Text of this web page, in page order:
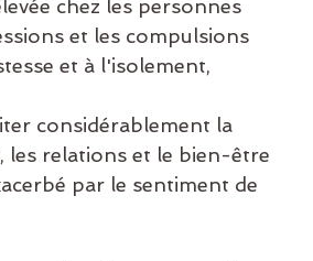
chez les personnes
et les compulsions
et à l'isolement,
considérablement la
les relations et le bien-être
par le sentiment de